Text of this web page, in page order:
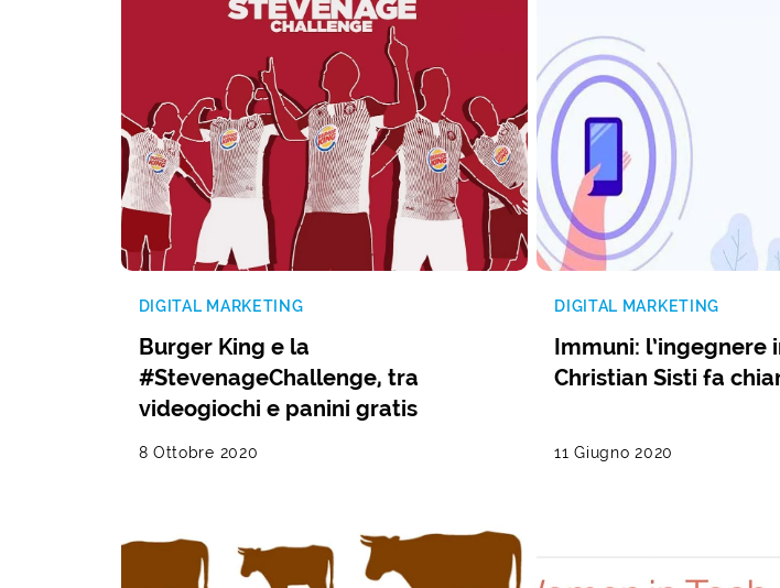
DIGITAL MARKETING
Burger King e la
#StevenageChallenge, tra
videogiochi e panini gratis
8 Ottobre 2020
DIGITAL MARKETING
Immuni:
Christian Sisti fa
11 Giugno 2020